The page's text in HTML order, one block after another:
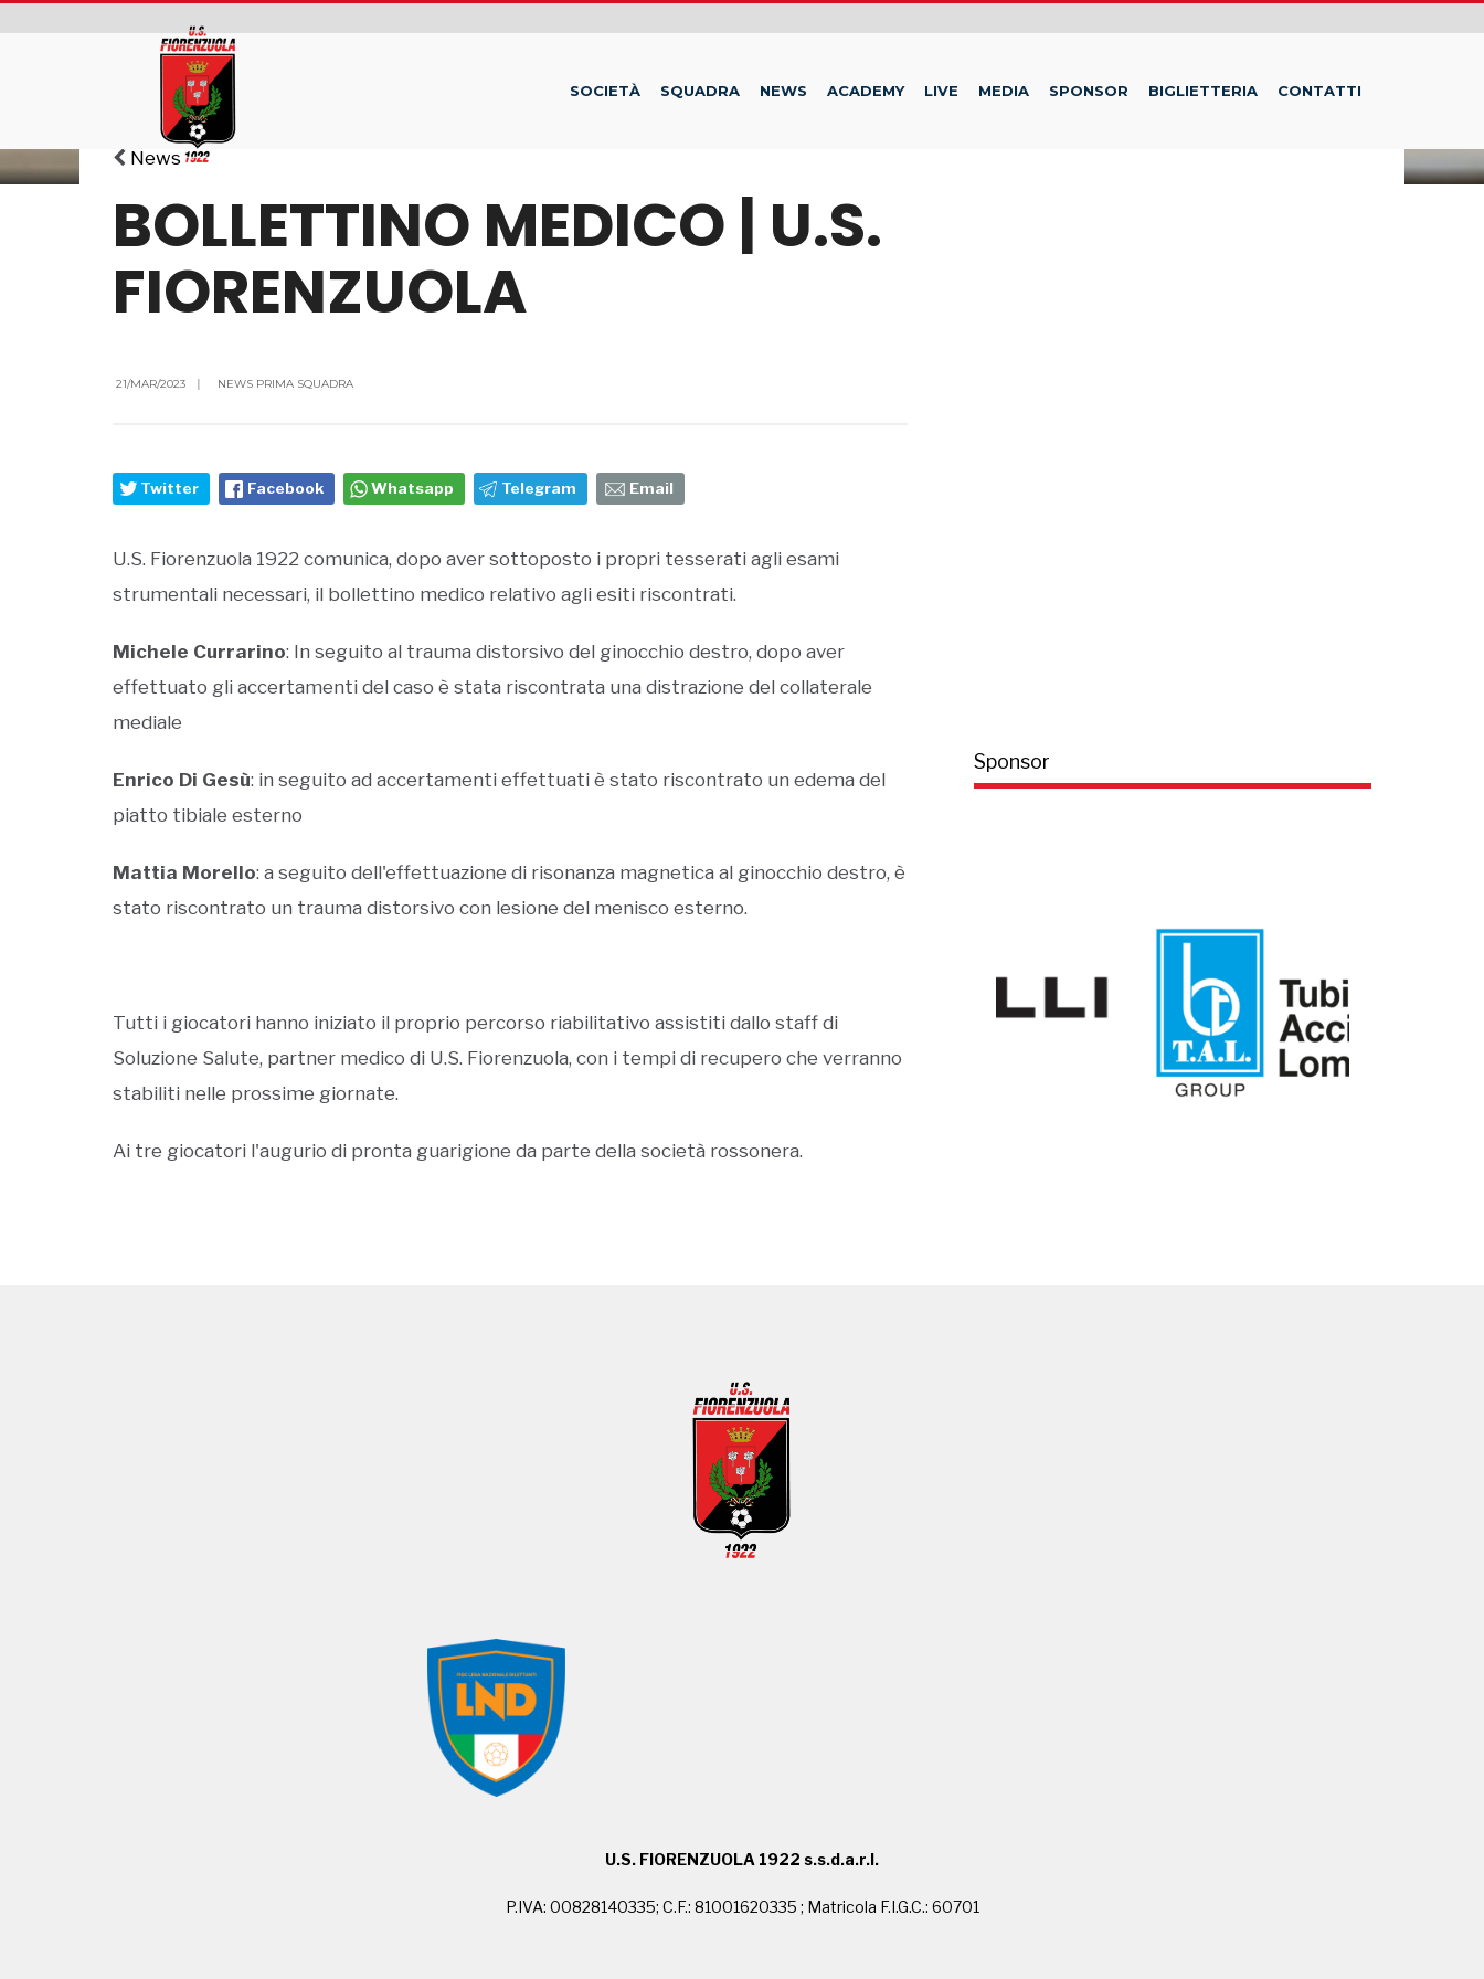
SOCIETÀ SQUADRA NEWS ACADEMY LIVE MEDIA SPONSOR BIGLIETTERIA CONTATTI
News
BOLLETTINO MEDICO | U.S.
FIORENZUOLA
21/MAR/2023 | NEWS PRIMA SQUADRA
Twitter Facebook Whatsapp Telegram Email
U.S. Fiorenzuola 1922 comunica, dopo aver sottoposto i propri tesserati agli esami
strumentali necessari, il bollettino medico relativo agli esiti riscontrati.
Michele Currarino: In seguito al trauma distorsivo del ginocchio destro, dopo aver
effettuato gli accertamenti del caso è stata riscontrata una distrazione del collaterale
mediale
Enrico Di Gesù: in seguito ad accertamenti effettuati è stato riscontrato un edema del
piatto tibiale esterno
Mattia Morello: a seguito dell'effettuazione di risonanza magnetica al ginocchio destro, è
stato riscontrato un trauma distorsivo con lesione del menisco esterno.
Tutti i giocatori hanno iniziato il proprio percorso riabilitativo assistiti dallo staff di
Soluzione Salute, partner medico di U.S. Fiorenzuola, con i tempi di recupero che verranno
stabiliti nelle prossime giornate.
Ai tre giocatori l'augurio di pronta guarigione da parte della società rossonera.
Sponsor
U.S. FIORENZUOLA 1922 s.s.d.a.r.l.
P.IVA: 00828140335; C.F.: 81001620335 ; Matricola F.I.G.C.: 60701